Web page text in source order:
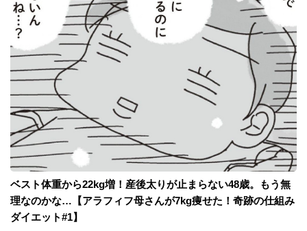
ベスト体重から22kg増！産後太りが止まらない48歳。もう無
理なのかな…【アラフィフ母さんが7kg痩せた！奇跡の仕組み
ダイエット#1】